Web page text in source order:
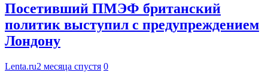
Посетивший ПМЭФ британский
политик выступил с предупреждением
Лондону
Lenta.ru2 месяца спустя 0